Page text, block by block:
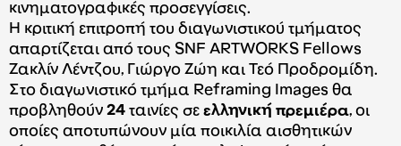
κινηματογραφικές προσεγγίσεις.
Η κριτική επιτροπή του διαγωνιστικού τμήματος
απαρτίζεται από τους SNF ARTWORKS Fellows
Ζακλίν Λέντζου, Γιώργο Ζώη και Τεό Προδρομίδη.
Στο διαγωνιστικό τμήμα Reframing Images θα
προβληθούν 24 ταινίες σε ελληνική πρεμιέρα, οι
οποίες αποτυπώνουν μία ποικιλία αισθητικών